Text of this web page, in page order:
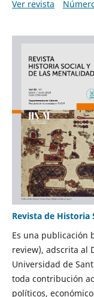
Ver revista
Revista de Historia
Es una publicación
review), adscrita al
Universidad de
toda contribución
políticos,